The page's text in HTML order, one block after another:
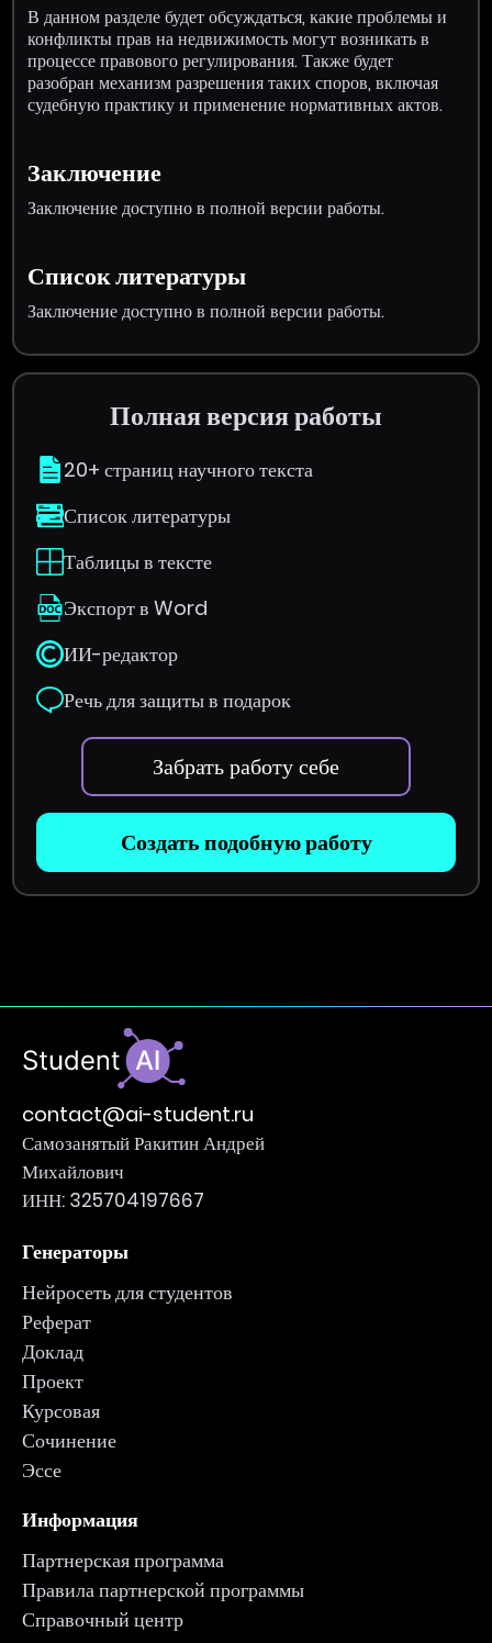
В данном разделе будет обсуждаться, какие проблемы и
конфликты прав на недвижимость могут возникать в
процессе правового регулирования. Также будет
разобран механизм разрешения таких споров, включая
судебную практику и применение нормативных актов.
Заключение
Заключение доступно в полной версии работы.
Список литературы
Заключение доступно в полной версии работы.
Полная версия работы
20+ страниц научного текста
Список литературы
Таблицы в тексте
Экспорт в Word
ИИ-редактор
Речь для защиты в подарок
Забрать работу себе
Создать подобную работу
contact@ai-student.ru
Самозанятый Ракитин Андрей
Михайлович
ИНН: 325704197667
Генераторы
Нейросеть для студентов
Реферат
Доклад
Проект
Курсовая
Сочинение
Эссе
Информация
Партнерская программа
Правила партнерской программы
Справочный центр